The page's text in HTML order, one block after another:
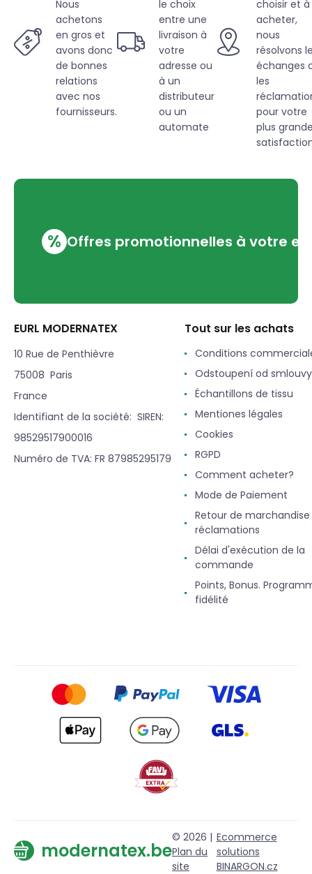
Nous
achetons
en gros et
avons donc
de bonnes
relations
avec nos
fournisseurs.
le choix
entre une
livraison à
votre
adresse ou
à un
distributeur
ou un
automate
choisir et à
acheter,
nous
résolvons
échanges
les
pour votre
plus
% Offres promotionnelles à votre
EURL MODERNATEX
10 Rue de Penthièvre
75008 Paris
France
Identifiant de la société: SIREN:
98529517900016
Numéro de TVA: FR 87985295179
Tout sur les achats
Conditions
Odstoupení od smlouvy
Échantillons de tissu
Mentiones légales
Cookies
RGPD
Comment acheter?
Mode de Paiement
Retour de
réclamations
Délai d'exécution de la
commande
Points, Bonus.
fidélité
modernatex.be
© 2026 |
Plan du
site
Ecommerce
solutions
BINARGON.cz